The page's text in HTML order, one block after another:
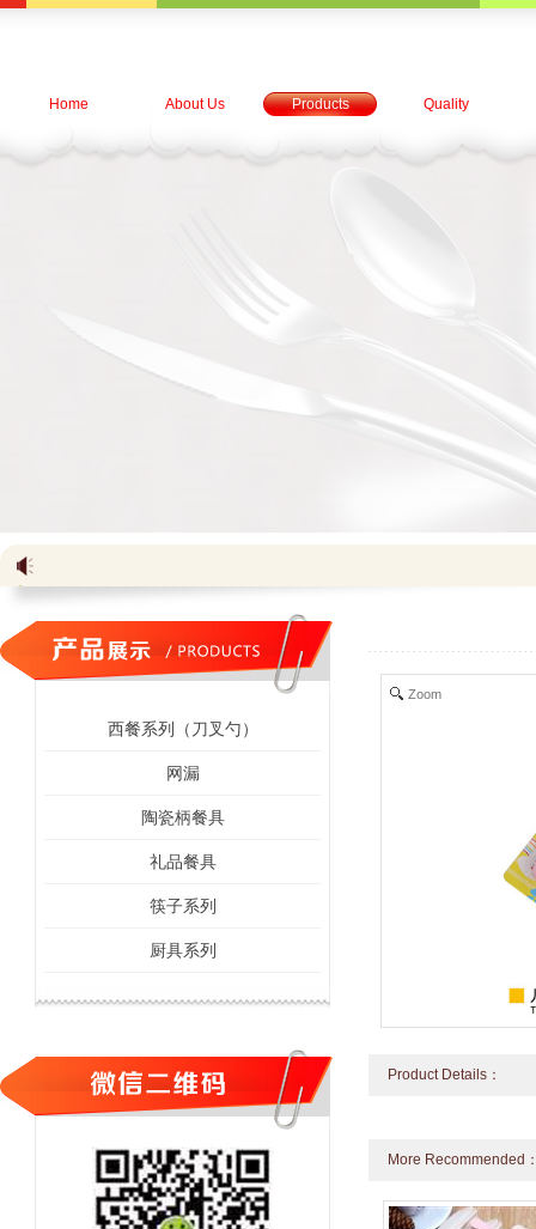
Home About Us Products Quality
西餐系列（刀叉勺）
网漏
陶瓷柄餐具
礼品餐具
筷子系列
厨具系列
Zoom
Product Details：
More Recommended